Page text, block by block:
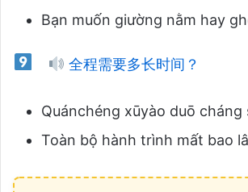
Bạn muốn giường nằm hay
全程需要多长时间？
Quánchéng xūyào duō cháng
Toàn bộ hành trình mất bao